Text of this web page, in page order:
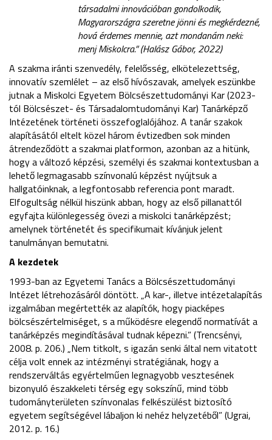
társadalmi innovációban gondolkodik,
Magyarországra szeretne jönni és megkérdezné,
hová érdemes mennie, azt mondanám neki:
menj Miskolcra.”(Halász Gábor, 2022)
A szakma iránti szenvedély, felelősség, elkötelezettség,
innovatív szemlélet – az első hívószavak, amelyek eszünkbe
jutnak a Miskolci Egyetem Bölcsészettudományi Kar (2023-
tól Bölcsészet- és Társadalomtudományi Kar) Tanárképző
Intézetének történeti összefoglalójához. A tanár szakok
alapításától eltelt közel három évtizedben sok minden
átrendeződött a szakmai platformon, azonban az a hitünk,
hogy a változó képzési, személyi és szakmai kontextusban a
lehető legmagasabb színvonalú képzést nyújtsuk a
hallgatóinknak, a legfontosabb referencia pont maradt.
Elfogultság nélkül hiszünk abban, hogy az első pillanattól
egyfajta különlegesség övezi a miskolci tanárképzést;
amelynek történetét és specifikumait kívánjuk jelent
tanulmányan bemutatni.
A kezdetek
1993-ban az Egyetemi Tanács a Bölcsészettudományi
Intézet létrehozásáról döntött. „A kar-, illetve intézetalapítás
izgalmában megértették az alapítók, hogy piacképes
bölcsészértelmiséget, s a működésre elegendő normatívát a
tanárképzés megindításával tudnak képezni.” (Trencsényi,
2008. p. 206.) „Nem titkolt, s igazán senki által nem vitatott
célja volt ennek az intézményi stratégiának, hogy a
rendszerváltás egyértelműen legnagyobb vesztesének
bizonyuló északkeleti térség egy sokszínű, mind több
tudományterületen színvonalas felkészülést biztosító
egyetem segítségével lábaljon ki nehéz helyzetéből” (Ugrai,
2012. p. 16.)